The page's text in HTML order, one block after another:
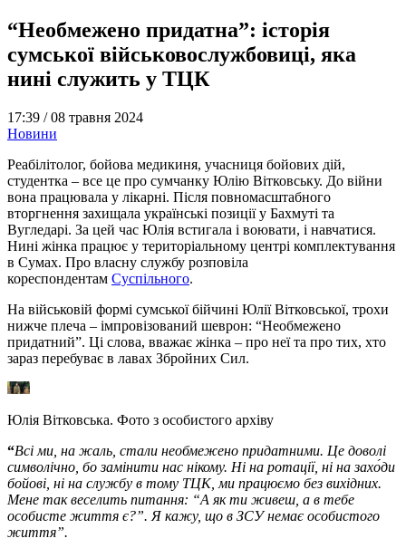
“Необмежено придатна”: історія
сумської військовослужбовиці, яка
нині служить у ТЦК
17:39 /08 травня 2024
Новини
Реабілітолог, бойова медикиня, учасниця бойових дій,
студентка – все це про сумчанку Юлію Вітковську. До війни
вона працювала у лікарні. Після повномасштабного
вторгнення захищала українські позиції у Бахмуті та
Вугледарі. За цей час Юлія встигала і воювати, і навчатися.
Нині жінка працює у територіальному центрі комплектування
в Сумах. Про власну службу розповіла
кореспондентам Суспільного.
На військовій формі сумської бійчині Юлії Вітковської, трохи
нижче плеча – імпровізований шеврон: “Необмежено
придатний”. Ці слова, вважає жінка – про неї та про тих, хто
зараз перебуває в лавах Збройних Сил.
Юлія Вітковська. Фото з особистого архіву
“Всі ми, на жаль, стали необмежено придатними. Це доволі
символічно, бо замінити нас нікому. Ні на ротації, ні на захо́ди
бойові, ні на службу в тому ТЦК, ми працюємо без вихідних.
Мене так веселить питання: “А як ти живеш, а в тебе
особисте життя є?”. Я кажу, що в ЗСУ немає особистого
життя”.